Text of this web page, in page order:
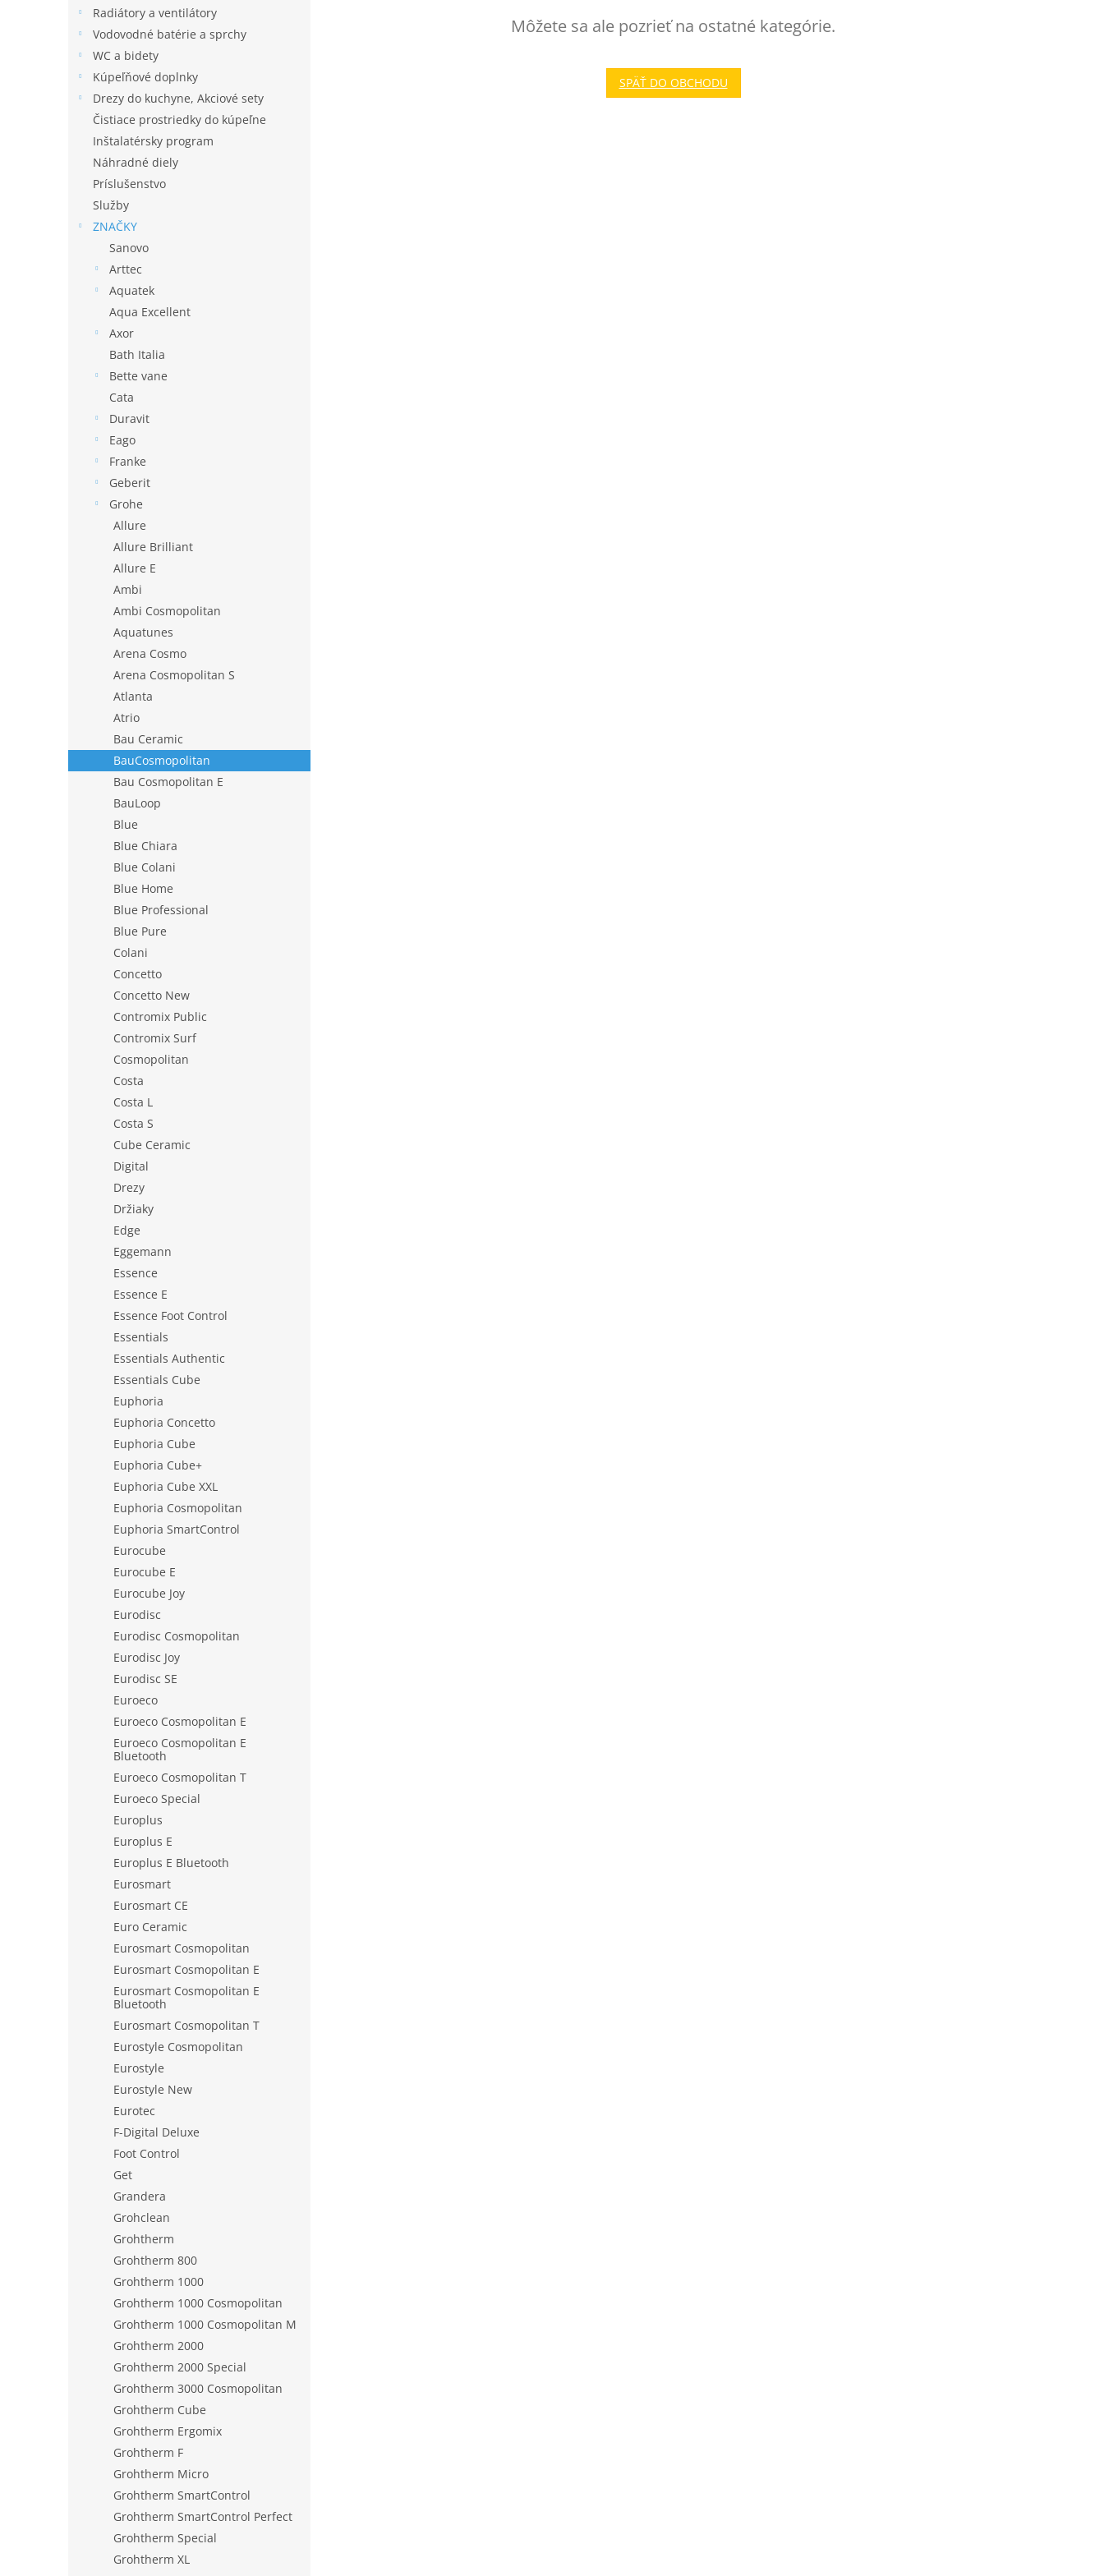
Radiátory a ventilátory
Vodovodné batérie a sprchy
WC a bidety
Kúpeľňové doplnky
Drezy do kuchyne, Akciové sety
Čistiace prostriedky do kúpeľne
Inštalatérsky program
Náhradné diely
Príslušenstvo
Služby
ZNAČKY
Sanovo
Arttec
Aquatek
Aqua Excellent
Axor
Bath Italia
Bette vane
Cata
Duravit
Eago
Franke
Geberit
Grohe
Allure
Allure Brilliant
Allure E
Ambi
Ambi Cosmopolitan
Aquatunes
Arena Cosmo
Arena Cosmopolitan S
Atlanta
Atrio
Bau Ceramic
BauCosmopolitan
Bau Cosmopolitan E
BauLoop
Blue
Blue Chiara
Blue Colani
Blue Home
Blue Professional
Blue Pure
Colani
Concetto
Concetto New
Contromix Public
Contromix Surf
Cosmopolitan
Costa
Costa L
Costa S
Cube Ceramic
Digital
Drezy
Držiaky
Edge
Eggemann
Essence
Essence E
Essence Foot Control
Essentials
Essentials Authentic
Essentials Cube
Euphoria
Euphoria Concetto
Euphoria Cube
Euphoria Cube+
Euphoria Cube XXL
Euphoria Cosmopolitan
Euphoria SmartControl
Eurocube
Eurocube E
Eurocube Joy
Eurodisc
Eurodisc Cosmopolitan
Eurodisc Joy
Eurodisc SE
Euroeco
Euroeco Cosmopolitan E
Euroeco Cosmopolitan E
Bluetooth
Euroeco Cosmopolitan T
Euroeco Special
Europlus
Europlus E
Europlus E Bluetooth
Eurosmart
Eurosmart CE
Euro Ceramic
Eurosmart Cosmopolitan
Eurosmart Cosmopolitan E
Eurosmart Cosmopolitan E
Bluetooth
Eurosmart Cosmopolitan T
Eurostyle Cosmopolitan
Eurostyle
Eurostyle New
Eurotec
F-Digital Deluxe
Foot Control
Get
Grandera
Grohclean
Grohtherm
Grohtherm 800
Grohtherm 1000
Grohtherm 1000 Cosmopolitan
Grohtherm 1000 Cosmopolitan M
Grohtherm 2000
Grohtherm 2000 Special
Grohtherm 3000 Cosmopolitan
Grohtherm Cube
Grohtherm Ergomix
Grohtherm F
Grohtherm Micro
Grohtherm SmartControl
Grohtherm SmartControl Perfect
Grohtherm Special
Grohtherm XL
Môžete sa ale pozrieť na ostatné kategórie.
SPÄŤ DO OBCHODU